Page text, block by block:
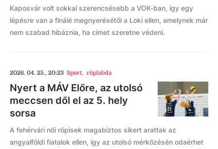
Kaposvár volt sokkal szerencsésebb a VOK-ban, így egy
lépésre van a finálé megnyerésétől a Loki ellen, amelynek már
nem szabad hibáznia, ha címet szeretne védeni.
2026. 04. 25., 20:23 Sport, röplabda
Nyert a MÁV Előre, az utolsó
meccsen dől el az 5. hely
sorsa
A fehérvári női röpisek magabiztos sikert arattak az
angyalföldi fiatalok ellen, így az utolsó mérkőzésén odaérhet